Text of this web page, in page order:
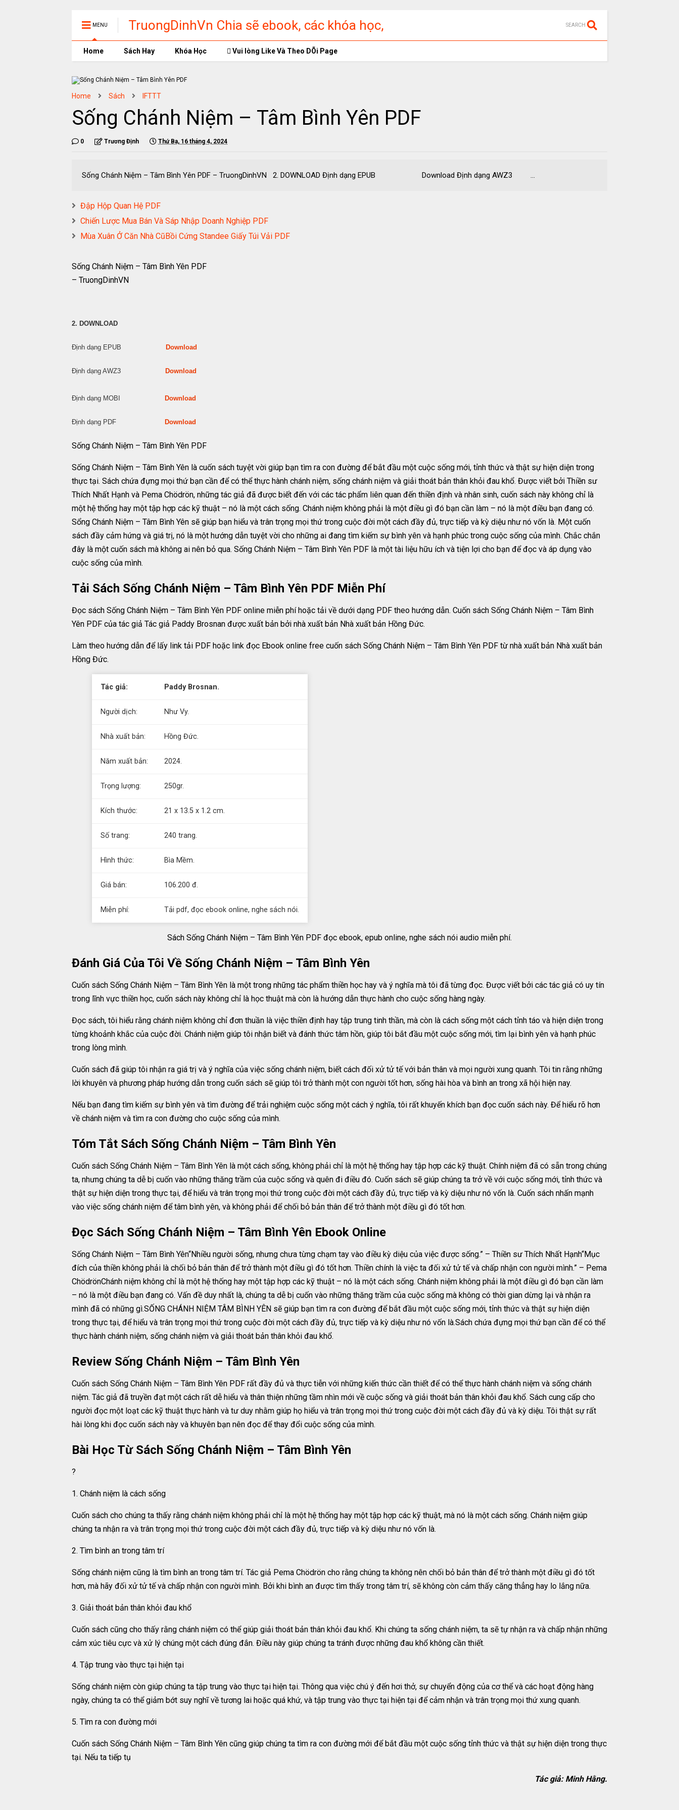
MENU
TruongDinhVn Chia sẽ ebook, các khóa học,
phần mềm học tập miễn phí
SEARCH
Home Sách Hay Khóa Học Vui lòng Like Và Theo DÕi Page
Home Sách IFTTT
Sống Chánh Niệm – Tâm Bình Yên PDF
0 Trương Định Thứ Ba, 16 tháng 4, 2024
Sống Chánh Niệm – Tâm Bình Yên PDF – TruongDinhVN 2. DOWNLOAD Định dạng EPUB Download Định dạng AWZ3 ...
Đập Hộp Quan Hệ PDF
Chiến Lược Mua Bán Và Sáp Nhập Doanh Nghiệp PDF
Mùa Xuân Ở Căn Nhà CũBồi Cứng Standee Giấy Túi Vải PDF
Sống Chánh Niệm – Tâm Bình Yên PDF
– TruongDinhVN
2. DOWNLOAD
Định dạng EPUB Download
Định dạng AWZ3 Download
Định dạng MOBI Download
Định dạng PDF Download
Sống Chánh Niệm – Tâm Bình Yên PDF
Sống Chánh Niệm – Tâm Bình Yên là cuốn sách tuyệt vời giúp bạn tìm ra con đường để bắt đầu một cuộc sống mới, tỉnh thức và thật sự hiện diện trong
thực tại. Sách chứa đựng mọi thứ bạn cần để có thể thực hành chánh niệm, sống chánh niệm và giải thoát bản thân khỏi đau khổ. Được viết bởi Thiền sư
Thích Nhất Hạnh và Pema Chödrön, những tác giả đã được biết đến với các tác phẩm liên quan đến thiền định và nhân sinh, cuốn sách này không chỉ là
một hệ thống hay một tập hợp các kỹ thuật – nó là một cách sống. Chánh niệm không phải là một điều gì đó bạn cần làm – nó là một điều bạn đang có.
Sổng Chánh Niệm – Tâm Bình Yên sẽ giúp bạn hiểu và trân trọng mọi thứ trong cuộc đời một cách đầy đủ, trực tiếp và kỳ diệu như nó vốn là. Một cuốn
sách đầy cảm hứng và giá trị, nó là một hướng dẫn tuyệt vời cho những ai đang tìm kiếm sự bình yên và hạnh phúc trong cuộc sống của mình. Chắc chắn
đây là một cuốn sách mà không ai nên bỏ qua. Sống Chánh Niệm – Tâm Bình Yên PDF là một tài liệu hữu ích và tiện lợi cho bạn để đọc và áp dụng vào
cuộc sống của mình.
Tải Sách Sống Chánh Niệm – Tâm Bình Yên PDF Miễn Phí
Đọc sách Sống Chánh Niệm – Tâm Bình Yên PDF online miễn phí hoặc tải về dưới dạng PDF theo hướng dẫn. Cuốn sách Sống Chánh Niệm – Tâm Bình
Yên PDF của tác giả Tác giả Paddy Brosnan được xuất bản bởi nhà xuất bản Nhà xuất bản Hồng Đức.
Làm theo hướng dẫn để lấy link tải PDF hoặc link đọc Ebook online free cuốn sách Sống Chánh Niệm – Tâm Bình Yên PDF từ nhà xuất bản Nhà xuất bản
Hồng Đức.
Tác giả: Paddy Brosnan.
Người dịch: Như Vy.
Nhà xuất bản: Hồng Đức.
Năm xuất bản: 2024.
Trọng lượng: 250gr.
Kích thước: 21 x 13.5 x 1.2 cm.
Số trang: 240 trang.
Hình thức: Bìa Mềm.
Giá bán: 106.200 đ.
Miễn phí: Tải pdf, đọc ebook online, nghe sách nói.
Sách Sống Chánh Niệm – Tâm Bình Yên PDF đọc ebook, epub online, nghe sách nói audio miễn phí.
Đánh Giá Của Tôi Về Sống Chánh Niệm – Tâm Bình Yên
Cuốn sách Sống Chánh Niệm – Tâm Bình Yên là một trong những tác phẩm thiền học hay và ý nghĩa mà tôi đã từng đọc. Được viết bởi các tác giả có uy tín
trong lĩnh vực thiền học, cuốn sách này không chỉ là học thuật mà còn là hướng dẫn thực hành cho cuộc sống hàng ngày.
Đọc sách, tôi hiểu rằng chánh niệm không chỉ đơn thuần là việc thiền định hay tập trung tinh thần, mà còn là cách sống một cách tỉnh táo và hiện diện trong
từng khoảnh khắc của cuộc đời. Chánh niệm giúp tôi nhận biết và đánh thức tâm hồn, giúp tôi bắt đầu một cuộc sống mới, tìm lại bình yên và hạnh phúc
trong lòng mình.
Cuốn sách đã giúp tôi nhận ra giá trị và ý nghĩa của việc sống chánh niệm, biết cách đối xử tử tế với bản thân và mọi người xung quanh. Tôi tin rằng những
lời khuyên và phương pháp hướng dẫn trong cuốn sách sẽ giúp tôi trở thành một con người tốt hơn, sống hài hòa và bình an trong xã hội hiện nay.
Nếu bạn đang tìm kiếm sự bình yên và tìm đường để trải nghiệm cuộc sống một cách ý nghĩa, tôi rất khuyến khích bạn đọc cuốn sách này. Để hiểu rõ hơn
về chánh niệm và tìm ra con đường cho cuộc sống của mình.
Tóm Tắt Sách Sống Chánh Niệm – Tâm Bình Yên
Cuốn sách Sống Chánh Niệm – Tâm Bình Yên là một cách sống, không phải chỉ là một hệ thống hay tập hợp các kỹ thuật. Chính niệm đã có sẵn trong chúng
ta, nhưng chúng ta dễ bị cuốn vào những thăng trầm của cuộc sống và quên đi điều đó. Cuốn sách sẽ giúp chúng ta trở về với cuộc sống mới, tỉnh thức và
thật sự hiện diện trong thực tại, để hiểu và trân trọng mọi thứ trong cuộc đời một cách đầy đủ, trực tiếp và kỳ diệu như nó vốn là. Cuốn sách nhấn mạnh
vào việc sống chánh niệm để tâm bình yên, và không phải để chối bỏ bản thân để trở thành một điều gì đó tốt hơn.
Đọc Sách Sống Chánh Niệm – Tâm Bình Yên Ebook Online
Sống Chánh Niệm – Tâm Bình Yên“Nhiều người sống, nhưng chưa từng chạm tay vào điều kỳ diệu của việc được sống.” – Thiền sư Thích Nhất Hạnh“Mục
đích của thiền không phải là chối bỏ bản thân để trở thành một điều gì đó tốt hơn. Thiền chính là việc ta đối xử tử tế và chấp nhận con người mình.” – Pema
ChödrönChánh niệm không chỉ là một hệ thống hay một tập hợp các kỹ thuật – nó là một cách sống. Chánh niệm không phải là một điều gì đó bạn cần làm
– nó là một điều bạn đang có. Vấn đề duy nhất là, chúng ta dễ bị cuốn vào những thăng trầm của cuộc sống mà không có thời gian dừng lại và nhận ra
mình đã có những gì.SỐNG CHÁNH NIỆM TÂM BÌNH YÊN sẽ giúp bạn tìm ra con đường để bắt đầu một cuộc sống mới, tỉnh thức và thật sự hiện diện
trong thực tại, để hiểu và trân trọng mọi thứ trong cuộc đời một cách đầy đủ, trực tiếp và kỳ diệu như nó vốn là.Sách chứa đựng mọi thứ bạn cần để có thể
thực hành chánh niệm, sống chánh niệm và giải thoát bản thân khỏi đau khổ.
Review Sống Chánh Niệm – Tâm Bình Yên
Cuốn sách Sống Chánh Niệm – Tâm Bình Yên PDF rất đầy đủ và thực tiễn với những kiến thức cần thiết để có thể thực hành chánh niệm và sống chánh
niệm. Tác giả đã truyền đạt một cách rất dễ hiểu và thân thiện những tầm nhìn mới về cuộc sống và giải thoát bản thân khỏi đau khổ. Sách cung cấp cho
người đọc một loạt các kỹ thuật thực hành và tư duy nhằm giúp họ hiểu và trân trọng mọi thứ trong cuộc đời một cách đầy đủ và kỳ diệu. Tôi thật sự rất
hài lòng khi đọc cuốn sách này và khuyên bạn nên đọc để thay đổi cuộc sống của mình.
Bài Học Từ Sách Sống Chánh Niệm – Tâm Bình Yên
?
1. Chánh niệm là cách sống
Cuốn sách cho chúng ta thấy rằng chánh niệm không phải chỉ là một hệ thống hay một tập hợp các kỹ thuật, mà nó là một cách sống. Chánh niệm giúp
chúng ta nhận ra và trân trọng mọi thứ trong cuộc đời một cách đầy đủ, trực tiếp và kỳ diệu như nó vốn là.
2. Tìm bình an trong tâm trí
Sống chánh niệm cũng là tìm bình an trong tâm trí. Tác giả Pema Chödrön cho rằng chúng ta không nên chối bỏ bản thân để trở thành một điều gì đó tốt
hơn, mà hãy đối xử tử tế và chấp nhận con người mình. Bởi khi bình an được tìm thấy trong tâm trí, sẽ không còn cảm thấy căng thẳng hay lo lắng nữa.
3. Giải thoát bản thân khỏi đau khổ
Cuốn sách cũng cho thấy rằng chánh niệm có thể giúp giải thoát bản thân khỏi đau khổ. Khi chúng ta sống chánh niệm, ta sẽ tự nhận ra và chấp nhận những
cảm xúc tiêu cực và xử lý chúng một cách đúng đắn. Điều này giúp chúng ta tránh được những đau khổ không cần thiết.
4. Tập trung vào thực tại hiện tại
Sống chánh niệm còn giúp chúng ta tập trung vào thực tại hiện tại. Thông qua việc chú ý đến hơi thở, sự chuyển động của cơ thể và các hoạt động hàng
ngày, chúng ta có thể giảm bớt suy nghĩ về tương lai hoặc quá khứ, và tập trung vào thực tại hiện tại để cảm nhận và trân trọng mọi thứ xung quanh.
5. Tìm ra con đường mới
Cuốn sách Sống Chánh Niệm – Tâm Bình Yên cũng giúp chúng ta tìm ra con đường mới để bắt đầu một cuộc sống tỉnh thức và thật sự hiện diện trong thực
tại. Nếu ta tiếp tụ
Tác giả: Minh Hằng.